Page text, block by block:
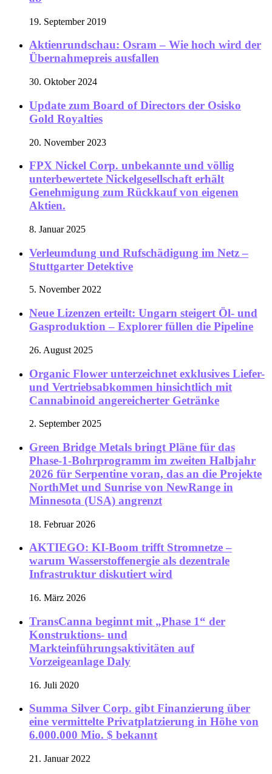
19. September 2019
Aktienrundschau: Osram – Wie hoch wird der
Übernahmepreis ausfallen
30. Oktober 2024
Update zum Board of Directors der Osisko
Gold Royalties
20. November 2023
FPX Nickel Corp. unbekannte und völlig
unterbewertete Nickelgesellschaft erhält
Genehmigung zum Rückkauf von eigenen
Aktien.
8. Januar 2025
Verleumdung und Rufschädigung im Netz –
Stuttgarter Detektive
5. November 2022
Neue Lizenzen erteilt: Ungarn steigert Öl- und
Gasproduktion – Explorer füllen die Pipeline
26. August 2025
Organic Flower unterzeichnet exklusives Liefer-
und Vertriebsabkommen hinsichtlich mit
Cannabinoid angereicherter Getränke
2. September 2025
Green Bridge Metals bringt Pläne für das
Phase-1-Bohrprogramm im zweiten Halbjahr
2026 für Serpentine voran, das an die Projekte
NorthMet und Sunrise von NewRange in
Minnesota (USA) angrenzt
18. Februar 2026
AKTIEGO: KI-Boom trifft Stromnetze –
warum Wasserstoffenergie als dezentrale
Infrastruktur diskutiert wird
16. März 2026
TransCanna beginnt mit „Phase 1“ der
Konstruktions- und
Markteinführungsaktivitäten auf
Vorzeigeanlage Daly
16. Juli 2020
Summa Silver Corp. gibt Finanzierung über
eine vermittelte Privatplatzierung in Höhe von
6.000.000 Mio. $ bekannt
21. Januar 2022